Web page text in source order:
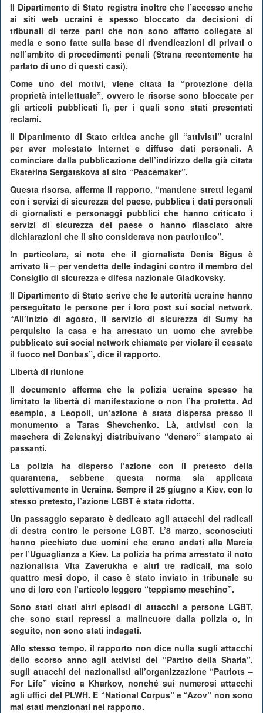
Il Dipartimento di Stato registra inoltre che l’accesso anche
ai siti web ucraini è spesso bloccato da decisioni di
tribunali di terze parti che non sono affatto collegate ai
media e sono fatte sulla base di rivendicazioni di privati ​​o
nell’ambito di procedimenti penali (Strana recentemente ha
parlato di uno di questi casi).
Come uno dei motivi, viene citata la “protezione della
proprietà intellettuale”, ovvero le risorse sono bloccate per
gli articoli pubblicati lì, per i quali sono stati presentati
reclami.
Il Dipartimento di Stato critica anche gli “attivisti” ucraini
per aver molestato Internet e diffuso dati personali. A
cominciare dalla pubblicazione dell’indirizzo della già citata
Ekaterina Sergatskova al sito “Peacemaker”.
Questa risorsa, afferma il rapporto, “mantiene stretti legami
con i servizi di sicurezza del paese, pubblica i dati personali
di giornalisti e personaggi pubblici che hanno criticato i
servizi di sicurezza del paese o hanno rilasciato altre
dichiarazioni che il sito considerava non patriottico”.
In particolare, si nota che il giornalista Denis Bigus è
arrivato lì – per vendetta delle indagini contro il membro del
Consiglio di sicurezza e difesa nazionale Gladkovsky.
Il Dipartimento di Stato scrive che le autorità ucraine hanno
perseguitato le persone per i loro post sui social network.
“All’inizio di agosto, il servizio di sicurezza di Sumy ha
perquisito la casa e ha arrestato un uomo che avrebbe
pubblicato sui social network chiamate per violare il cessate
il fuoco nel Donbas”, dice il rapporto.
Libertà di riunione
Il documento afferma che la polizia ucraina spesso ha
limitato la libertà di manifestazione o non l’ha protetta. Ad
esempio, a Leopoli, un’azione è stata dispersa presso il
monumento a Taras Shevchenko. Là, attivisti con la
maschera di Zelenskyj distribuivano “denaro” stampato ai
passanti.
La polizia ha disperso l’azione con il pretesto della
quarantena, sebbene questa norma sia applicata
selettivamente in Ucraina. Sempre il 25 giugno a Kiev, con lo
stesso pretesto, l’azione LGBT è stata ridotta.
Un passaggio separato è dedicato agli attacchi dei radicali
di destra contro le persone LGBT. L’8 marzo, sconosciuti
hanno picchiato due uomini che erano andati alla Marcia
per l’Uguaglianza a Kiev. La polizia ha prima arrestato il noto
nazionalista Vita Zaverukha e altri tre radicali, ma solo
quattro mesi dopo, il caso è stato inviato in tribunale su
uno di loro con l’articolo leggero “teppismo meschino”.
Sono stati citati altri episodi di attacchi a persone LGBT,
che sono stati repressi a malincuore dalla polizia o, in
seguito, non sono stati indagati.
Allo stesso tempo, il rapporto non dice nulla sugli attacchi
dello scorso anno agli attivisti del “Partito della Sharia”,
sugli attacchi dei nazionalisti all’organizzazione “Patriots –
For Life” vicino a Kharkov, nonché sui numerosi attacchi
agli uffici del PLWH. E “National Corpus” e “Azov” non sono
mai stati menzionati nel rapporto.